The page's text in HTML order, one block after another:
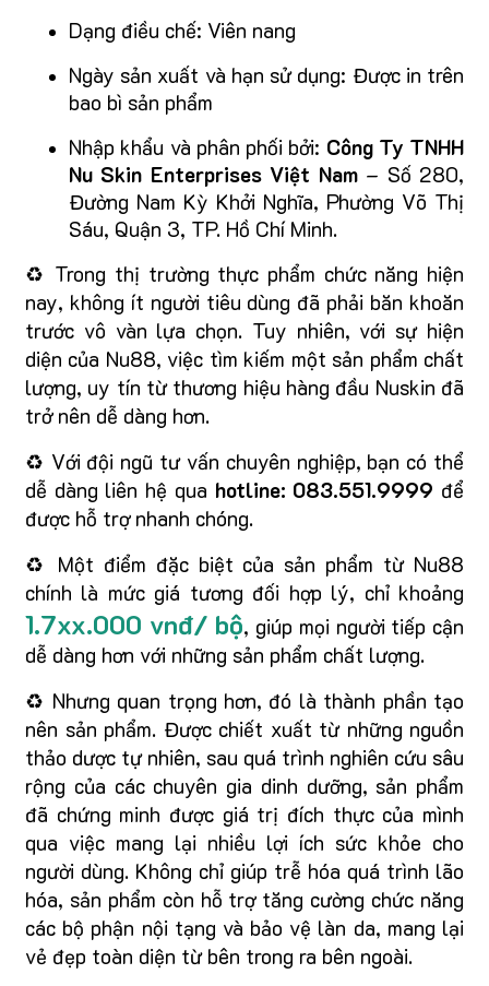
Dạng điều chế: Viên nang
Ngày sản xuất và hạn sử dụng: Được in trên
bao bì sản phẩm
Nhập khẩu và phân phối bởi: Công Ty TNHH
Nu Skin Enterprises Việt Nam – Số 280,
Đường Nam Kỳ Khởi Nghĩa, Phường Võ Thị
Sáu, Quận 3, TP. Hồ Chí Minh.
♻️ Trong thị trường thực phẩm chức năng hiện
nay, không ít người tiêu dùng đã phải băn khoăn
trước vô vàn lựa chọn. Tuy nhiên, với sự hiện
diện của Nu88, việc tìm kiếm một sản phẩm chất
lượng, uy tín từ thương hiệu hàng đầu Nuskin đã
trở nên dễ dàng hơn.
♻️ Với đội ngũ tư vấn chuyên nghiệp, bạn có thể
dễ dàng liên hệ qua hotline: 083.551.9999 để
được hỗ trợ nhanh chóng.
♻️ Một điểm đặc biệt của sản phẩm từ Nu88
chính là mức giá tương đối hợp lý, chỉ khoảng
1.7xx.000 vnđ/ bộ, giúp mọi người tiếp cận
dễ dàng hơn với những sản phẩm chất lượng.
♻️ Nhưng quan trọng hơn, đó là thành phần tạo
nên sản phẩm. Được chiết xuất từ những nguồn
thảo dược tự nhiên, sau quá trình nghiên cứu sâu
rộng của các chuyên gia dinh dưỡng, sản phẩm
đã chứng minh được giá trị đích thực của mình
qua việc mang lại nhiều lợi ích sức khỏe cho
người dùng. Không chỉ giúp trễ hóa quá trình lão
hóa, sản phẩm còn hỗ trợ tăng cường chức năng
các bộ phận nội tạng và bảo vệ làn da, mang lại
vẻ đẹp toàn diện từ bên trong ra bên ngoài.